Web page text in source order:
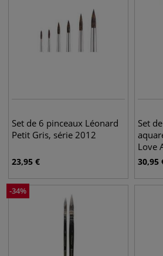
Set de 6 pinceaux Léonard
Petit Gris, série 2012
23,95 €
Set
Love
30,95
-34%